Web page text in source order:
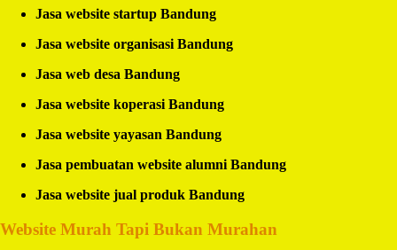
Jasa website startup Bandung
Jasa website organisasi Bandung
Jasa web desa Bandung
Jasa website koperasi Bandung
Jasa website yayasan Bandung
Jasa pembuatan website alumni Bandung
Jasa website jual produk Bandung
Website Murah Tapi Bukan Murahan